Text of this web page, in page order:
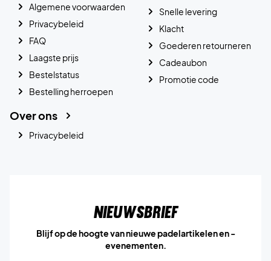
Algemene voorwaarden
Privacybeleid
FAQ
Laagste prijs
Bestelstatus
Bestelling herroepen
Snelle levering
Klacht
Goederen retourneren
Cadeaubon
Promotie code
Over ons
Privacybeleid
Nieuwsbrief
Blijf op de hoogte van nieuwe padelartikelen en -
evenementen.